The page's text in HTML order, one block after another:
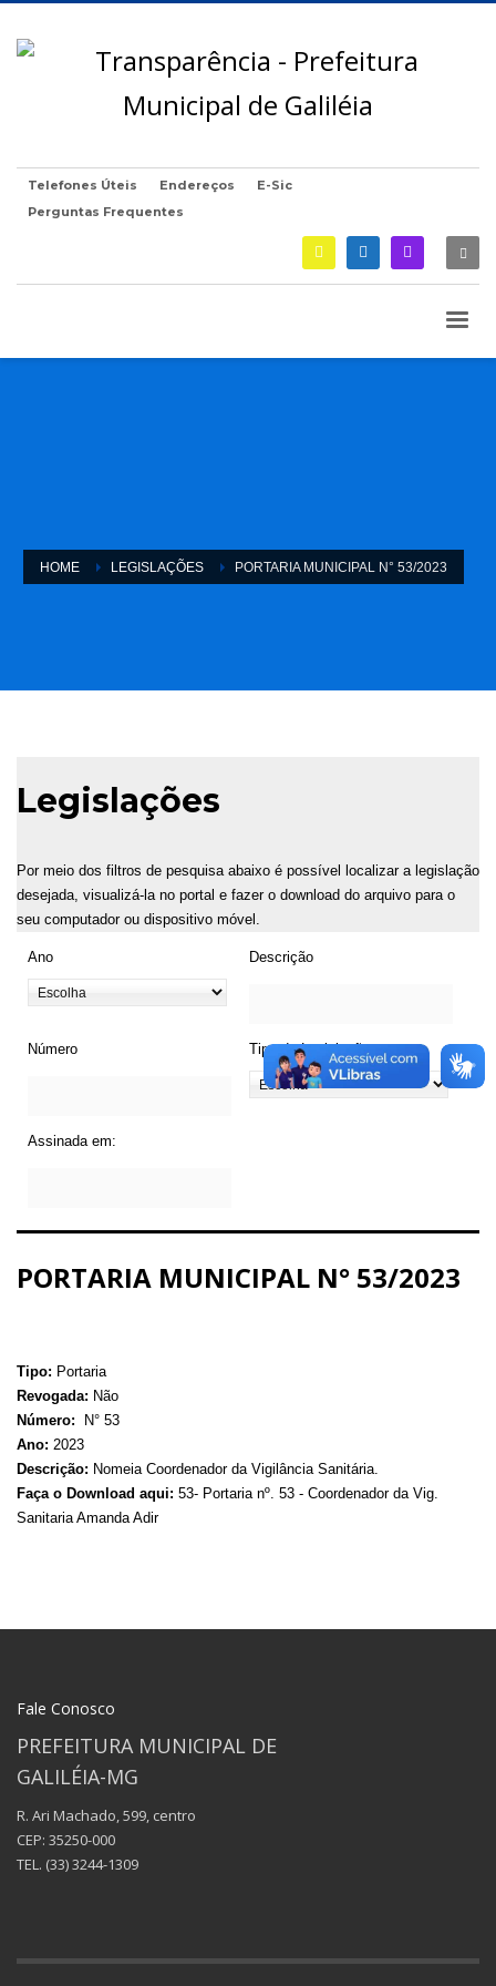
Telefones Úteis Endereços
E-Sic
Perguntas Frequentes
HOME LEGISLAÇÕES PORTARIA MUNICIPAL N° 53/2023
Legislações
Por meio dos filtros de pesquisa abaixo é possível localizar a legislação
desejada, visualizá-la no portal e fazer o download do arquivo para o
seu computador ou dispositivo móvel.
Ano Descrição
Número Tipo de Legislação
Assinada em:
PORTARIA MUNICIPAL N° 53/2023
Tipo: Portaria
Revogada: Não
Número: N° 53
Ano: 2023
Descrição: Nomeia Coordenador da Vigilância Sanitária.
Faça o Download aqui: 53- Portaria nº. 53 - Coordenador da Vig.
Sanitaria Amanda Adir
Fale Conosco
PREFEITURA MUNICIPAL DE
GALILÉIA-MG
R. Ari Machado, 599, centro
CEP: 35250-000
TEL. (33) 3244-1309